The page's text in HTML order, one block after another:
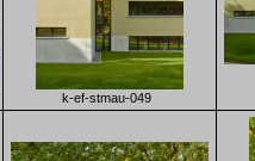
k-ef-stmau-049